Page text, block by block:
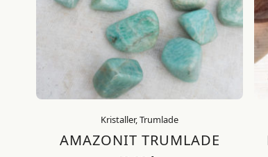
Kristaller, Trumlade
AMAZONIT TRUMLADE